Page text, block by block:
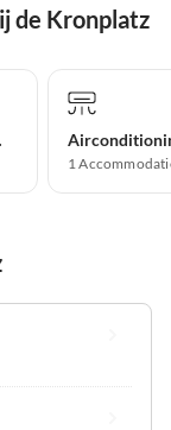
de Kronplatz
1